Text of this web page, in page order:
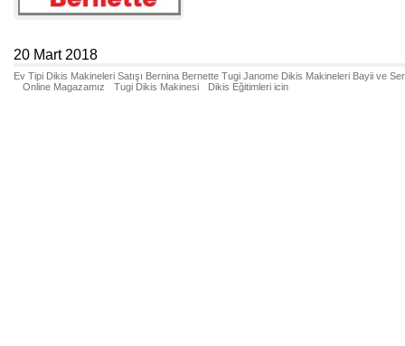
20 Mart 2018
Ev Tipi Dikis Makineleri Satışı Bernina Bernette Tugi Janome Dikis Makineleri Bayii ve
Online Magazamız
Tugi Dikis Makinesi Dikis Eğitimleri icin